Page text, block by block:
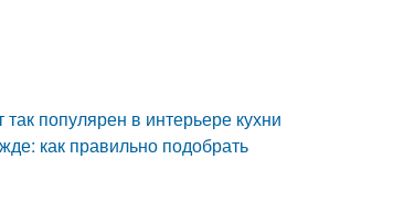
популярен в интерьере кухни
как правильно подобрать